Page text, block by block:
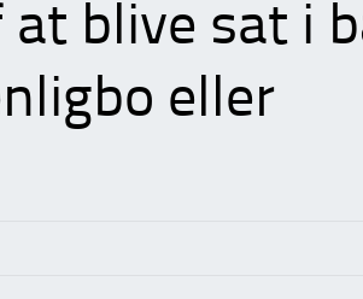
blive sat i
eller